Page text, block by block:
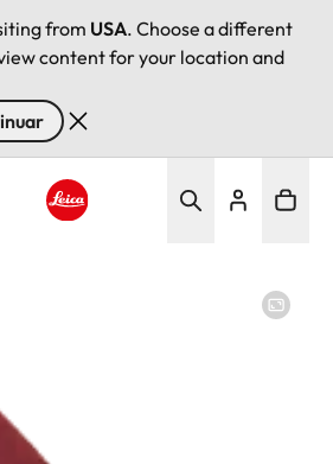
from USA. Choose a different
content for your location and